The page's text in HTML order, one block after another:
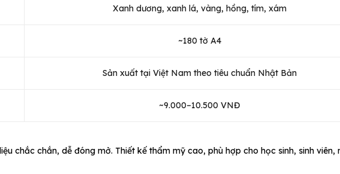
Xanh dương, xanh lá, vàng, hồng, tím, xám
~180 tờ A4
Sản xuất tại Việt Nam theo tiêu chuẩn Nhật Bản
~9.000–10.500 VNĐ
chắc chắn, dễ đóng mở. Thiết kế thẩm mỹ cao, phù hợp cho học sinh, sinh viên,